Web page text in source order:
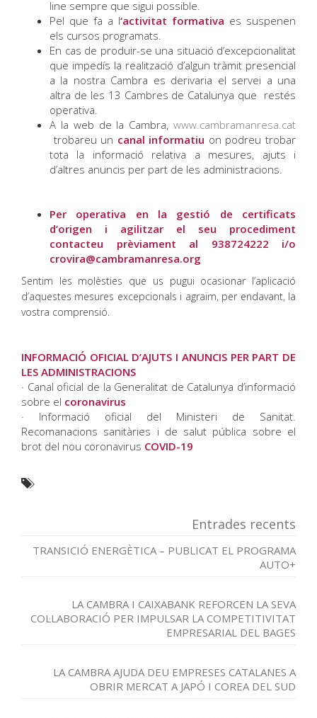
line sempre que sigui possible.
Pel que fa a l‘activitat formativa es suspenen
els cursos programats.
En cas de produir-se una situació d’excepcionalitat
que impedís la realització d’algun tràmit presencial
a la nostra Cambra es derivaria el servei a una
altra de les 13 Cambres de Catalunya que restés
operativa.
A la web de la Cambra, www.cambramanresa.cat
trobareu un canal informatiu on podreu trobar
tota la informació relativa a mesures, ajuts i
d’altres anuncis per part de les administracions.
Per operativa en la gestió de certificats
d’origen i agilitzar el seu procediment
contacteu prèviament al 938724222 i/o
crovira@cambramanresa.org
Sentim les molèsties que us pugui ocasionar l’aplicació
d’aquestes mesures excepcionals i agraïm, per endavant, la
vostra comprensió.
INFORMACIÓ OFICIAL D’AJUTS I ANUNCIS PER PART DE
LES ADMINISTRACIONS
· Canal oficial de la Generalitat de Catalunya d’informació
sobre el coronavirus
· Informació oficial del Ministeri de Sanitat.
Recomanacions sanitàries i de salut pública sobre el
brot del nou coronavirus COVID-19
Entrades recents
TRANSICIÓ ENERGÈTICA – PUBLICAT EL PROGRAMA
AUTO+
LA CAMBRA I CAIXABANK REFORCEN LA SEVA
COL·LABORACIÓ PER IMPULSAR LA COMPETITIVITAT
EMPRESARIAL DEL BAGES
LA CAMBRA AJUDA DEU EMPRESES CATALANES A
OBRIR MERCAT A JAPÓ I COREA DEL SUD